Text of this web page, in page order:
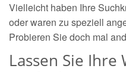
Vielleicht haben Ihre
oder waren zu speziell
Probieren Sie doch mal
Lassen Sie